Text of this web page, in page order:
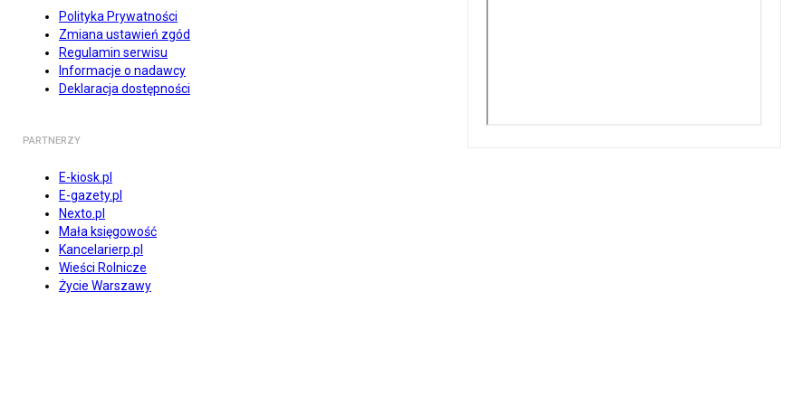
Polityka Prywatności
Zmiana ustawień zgód
Regulamin serwisu
Informacje o nadawcy
Deklaracja dostępności
PARTNERZY
E-kiosk.pl
E-gazety.pl
Nexto.pl
Mała księgowość
Kancelarierp.pl
Wieści Rolnicze
Życie Warszawy